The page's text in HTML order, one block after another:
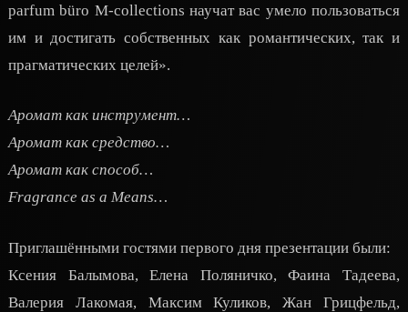
parfum büro M-collections научат вас умело пользоваться
им и достигать собственных как романтических, так и
прагматических целей».
Аромат как инструмент…
Аромат как средство…
Аромат как способ…
Fragrance as a Means…
Приглашёнными гостями первого дня презентации были:
Ксения Балымова, Елена Поляничко, Фаина Тадеева,
Валерия Лакомая, Максим Куликов, Жан Грицфельд,